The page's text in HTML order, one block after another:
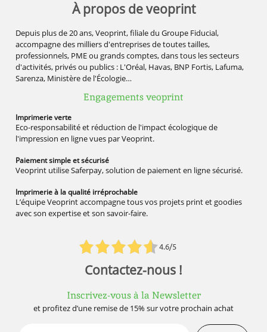
À propos de veoprint
Depuis plus de 20 ans, Veoprint, filiale du Groupe Fiducial,
accompagne des milliers d'entreprises de toutes tailles,
professionnels, PME ou grands comptes, dans tous les secteurs
d'activités, privés ou publics : L'Oréal, Havas, BNP Fortis, Lafuma,
Sarenza, Ministère de l'Écologie…
Engagements veoprint
4.6/5
Imprimerieverte
Eco-responsabilité et réduction de l'impact écologique de
l'impression en ligne vues par Veoprint.
Paiement simpleet sécurisé
Veoprint utilise Saferpay, solution de paiement en ligne sécurisé.
Imprimerie à la qualité irréprochable
L’équipe Veoprint accompagne tous vos projets print et goodies
avec son expertise et son savoir-faire.
Contactez-nous !
Inscrivez-vous à la Newsletter
et profitez d’une remise de 15% sur votre prochain achat